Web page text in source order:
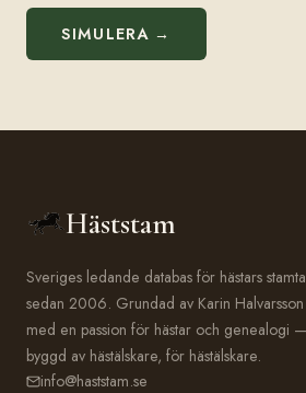
SIMULERA →
Häststam
Sveriges ledande databas för hästars
sedan 2006. Grundad av Karin Halvarsson
med en passion för hästar och genealogi —
byggd av hästälskare, för hästälskare.
info@haststam.se